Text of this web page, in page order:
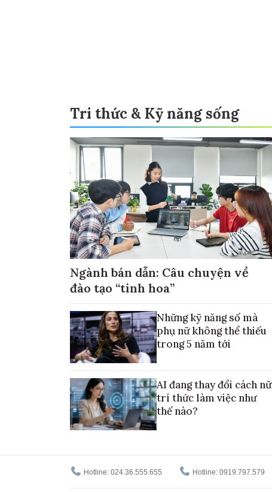
Tri thức & Kỹ năng sống
Ngành bán dẫn: Câu chuyện về
đào tạo “tinh hoa”
Những kỹ năng số mà
phụ nữ không thể thiếu
trong 5 năm tới
AI đang thay đổi cách nữ
trí thức làm việc như
thế nào?
Hotline: 024.36.555.655 Hotline: 0919.797.579